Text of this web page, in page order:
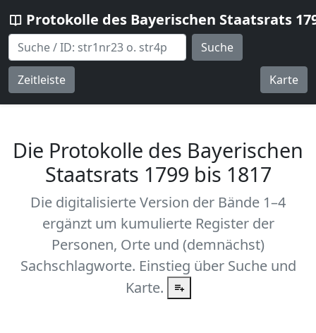
Protokolle des Bayerischen Staatsrats
Suche
Zeitleiste Karte
Die Protokolle des Bayerischen
Staatsrats 1799 bis 1817
Die digitalisierte Version der Bände 1–4
ergänzt um kumulierte Register der
Personen, Orte und (demnächst)
Sachschlagworte. Einstieg über Suche und
Karte.